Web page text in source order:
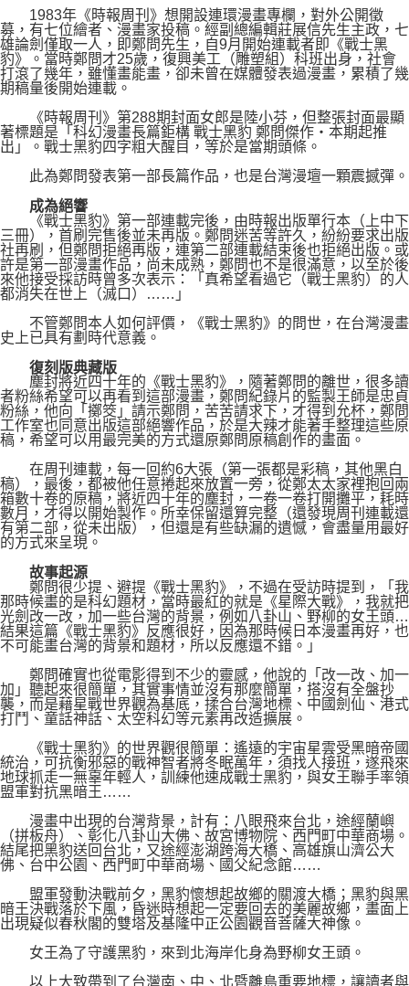
1983年《時報周刊》想開設連環漫畫專欄，對外公開徵
募，有七位繪者、漫畫家投稿。經副總編輯莊展信先生主政，七
雄論劍僅取一人，即鄭問先生，自9月開始連載者即《戰士黑
豹》。當時鄭問才25歲，復興美工（雕塑組）科班出身，社會
打滾了幾年，雖懂畫能畫，卻未曾在媒體發表過漫畫，累積了幾
期稿量後開始連載。
《時報周刊》第288期封面女郎是陸小芬，但整張封面最顯
著標題是「科幻漫畫長篇鉅構 戰士黑豹 鄭問傑作‧本期起推
出」。戰士黑豹四字粗大醒目，等於是當期頭條。
此為鄭問發表第一部長篇作品，也是台灣漫壇一顆震撼彈。
成為絕響
《戰士黑豹》第一部連載完後，由時報出版單行本（上中下
三冊），首刷完售後並未再版。鄭問迷苦等許久，紛紛要求出版
社再刷，但鄭問拒絕再版，連第二部連載結束後也拒絕出版。或
許是第一部漫畫作品，尚未成熟，鄭問也不是很滿意，以至於後
來他接受採訪時曾多次表示：「真希望看過它（戰士黑豹）的人
都消失在世上（滅口）……」
不管鄭問本人如何評價，《戰士黑豹》的問世，在台灣漫畫
史上已具有劃時代意義。
復刻版典藏版
塵封將近四十年的《戰士黑豹》，隨著鄭問的離世，很多讀
者粉絲希望可以再看到這部漫畫，鄭問紀錄片的監製王師是忠貞
粉絲，他向「擲筊」請示鄭問，苦苦請求下，才得到允杯，鄭問
工作室也同意出版這部絕響作品，於是大辣才能著手整理這些原
稿，希望可以用最完美的方式還原鄭問原稿創作的畫面。
在周刊連載，每一回約6大張（第一張都是彩稿，其他黑白
稿），最後，都被他任意捲起來放置一旁，從鄭太太家裡抱回兩
箱數十卷的原稿，將近四十年的塵封，一卷一卷打開攤平，耗時
數月，才得以開始製作。所幸保留還算完整（還發現周刊連載還
有第二部，從未出版），但還是有些缺漏的遺憾，會盡量用最好
的方式來呈現。
故事起源
鄭問很少提、避提《戰士黑豹》，不過在受訪時提到，「我
那時候畫的是科幻題材，當時最紅的就是《星際大戰》，我就把
光劍改一改，加一些台灣的背景，例如八卦山、野柳的女王頭…
結果這篇《戰士黑豹》反應很好，因為那時候日本漫畫再好，也
不可能畫台灣的背景和題材，所以反應還不錯。」
鄭問確實也從電影得到不少的靈感，他說的「改一改、加一
加」聽起來很簡單，其實事情並沒有那麼簡單，搭沒有全盤抄
襲，而是藉星戰世界觀為基底，揉合台灣地標、中國劍仙、港式
打鬥、童話神話、太空科幻等元素再改造擴展。
《戰士黑豹》的世界觀很簡單：遙遠的宇宙星雲受黑暗帝國
統治，可抗衡邪惡的戰神智者將冬眠萬年，須找人接班，遂飛來
地球抓走一無辜年輕人，訓練他速成戰士黑豹，與女王聯手率領
盟軍對抗黑暗王……
漫畫中出現的台灣背景，計有：八眼飛來台北，途經蘭嶼
（拼板舟）、彰化八卦山大佛、故宮博物院、西門町中華商場。
結尾把黑豹送回台北，又途經澎湖跨海大橋、高雄旗山濟公大
佛、台中公園、西門町中華商場、國父紀念館……
盟軍發動決戰前夕，黑豹懷想起故鄉的關渡大橋；黑豹與黑
暗王決戰落於下風，昏迷時想起一定要回去的美麗故鄉，畫面上
出現疑似春秋閣的雙塔及基隆中正公園觀音菩薩大神像。
女王為了守護黑豹，來到北海岸化身為野柳女王頭。
以上大致帶到了台灣南、中、北暨離島重要地標，讓讀者與